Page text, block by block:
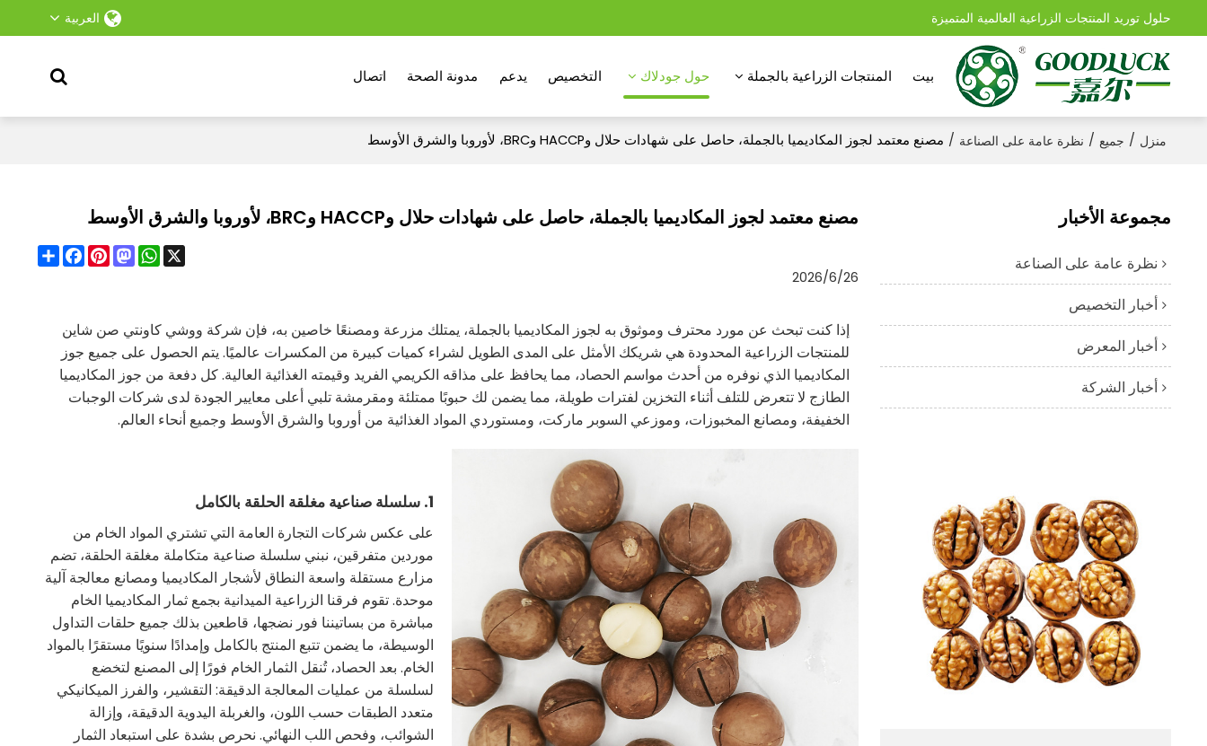
حلول توريد المنتجات الزراعية العالمية المتميزة العربية
بيت المنتجات الزراعية بالجملة حول جودلاك التخصيص يدعم مدونة الصحة اتصال
منزل / جميع / نظرة عامة على الصناعة / مصنع معتمد لجوز المكاديميا بالجملة، حاصل على شهادات حلال وHACCP وBRC، لأوروبا والشرق الأوسط
مصنع معتمد لجوز المكاديميا بالجملة، حاصل على شهادات حلال وHACCP وBRC، لأوروبا والشرق الأوسط
Share
Facebook
Pinterest
Mastodon
WhatsApp
X
2026/6/26
إذا كنت تبحث عن مورد محترف وموثوق به لجوز المكاديميا بالجملة، يمتلك مزرعة ومصنعًا خاصين به، فإن شركة ووشي كاونتي صن شاين
للمنتجات الزراعية المحدودة هي شريكك الأمثل على المدى الطويل لشراء كميات كبيرة من المكسرات عالميًا. يتم الحصول على جميع جوز
المكاديميا الذي نوفره من أحدث مواسم الحصاد، مما يحافظ على مذاقه الكريمي الفريد وقيمته الغذائية العالية. كل دفعة من جوز المكاديميا
الطازج لا تتعرض للتلف أثناء التخزين لفترات طويلة، مما يضمن لك حبوبًا ممتلئة ومقرمشة تلبي أعلى معايير الجودة لدى شركات الوجبات
الخفيفة، ومصانع المخبوزات، وموزعي السوبر ماركت، ومستوردي المواد الغذائية من أوروبا والشرق الأوسط وجميع أنحاء العالم.
1. سلسلة صناعية مغلقة الحلقة بالكامل
على عكس شركات التجارة العامة التي تشتري المواد الخام من
موردين متفرقين، نبني سلسلة صناعية متكاملة مغلقة الحلقة، تضم
مزارع مستقلة واسعة النطاق لأشجار المكاديميا ومصانع معالجة آلية
موحدة. تقوم فرقنا الزراعية الميدانية بجمع ثمار المكاديميا الخام
مباشرة من بساتيننا فور نضجها، قاطعين بذلك جميع حلقات التداول
الوسيطة، ما يضمن تتبع المنتج بالكامل وإمدادًا سنويًا مستقرًا بالمواد
الخام. بعد الحصاد، تُنقل الثمار الخام فورًا إلى المصنع لتخضع
لسلسلة من عمليات المعالجة الدقيقة: التقشير، والفرز الميكانيكي
متعدد الطبقات حسب اللون، والغربلة اليدوية الدقيقة، وإزالة
الشوائب، وفحص اللب النهائي. نحرص بشدة على استبعاد الثمار
مجموعة الأخبار
نظرة عامة على الصناعة
أخبار التخصيص
أخبار المعرض
أخبار الشركة